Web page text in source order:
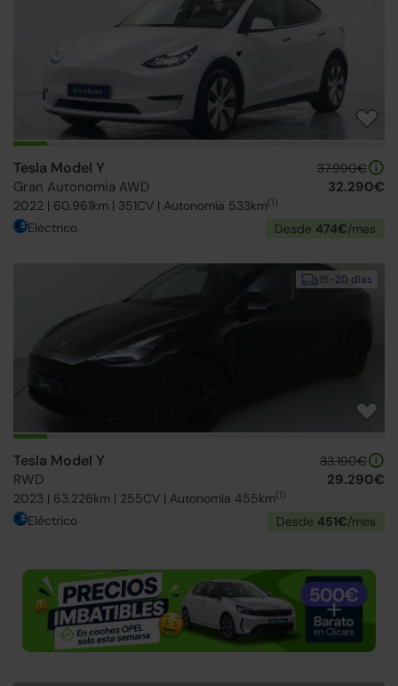
Tesla Model Y
Gran Autonomia AWD
2022 | 60.961km | 351CV | Autonomía 533km(1)
37.990€
32.290€
Eléctrico Desde 474€/mes
15-20 días
Tesla Model Y
RWD
2023 | 63.226km | 255CV | Autonomía 455km(1)
33.190€
29.290€
Eléctrico Desde 451€/mes